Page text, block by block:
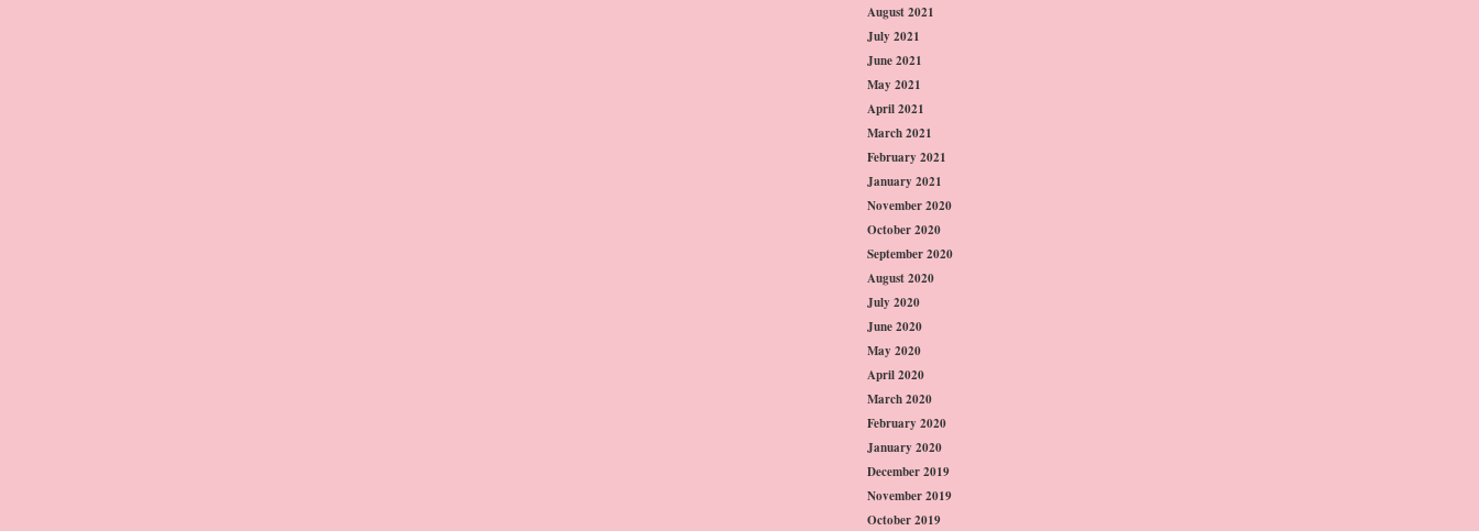
August 2021
July 2021
June 2021
May 2021
April 2021
March 2021
February 2021
January 2021
November 2020
October 2020
September 2020
August 2020
July 2020
June 2020
May 2020
April 2020
March 2020
February 2020
January 2020
December 2019
November 2019
October 2019